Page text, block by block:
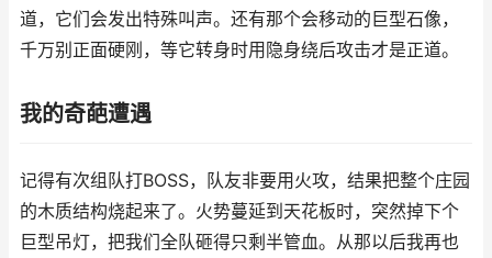
道，它们会发出特殊叫声。还有那个会移动的巨型石像，
千万别正面硬刚，等它转身时用隐身绕后攻击才是正道。
我的奇葩遭遇
记得有次组队打BOSS，队友非要用火攻，结果把整个庄园
的木质结构烧起来了。火势蔓延到天花板时，突然掉下个
巨型吊灯，把我们全队砸得只剩半管血。从那以后我再也